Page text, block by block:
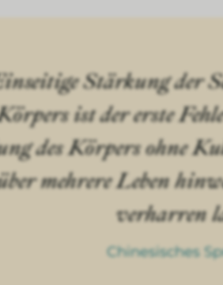
Stärkung der
ist der erste
des Körpers ohne
mehrere Leben
verharren
Chinesisches